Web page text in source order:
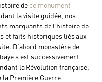
de ce monument
la visite guidée, nos
marquants de l’histoire de
et faits historiques liés aux
D’abord monastère de
s’est successivement
la Révolution française,
la Première Guerre